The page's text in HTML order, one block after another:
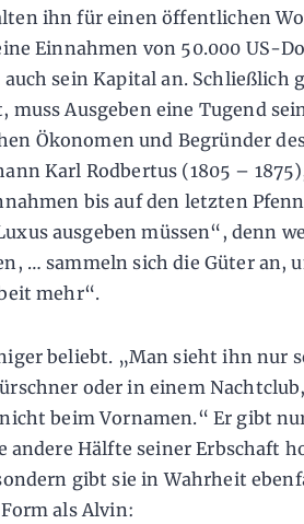
ihn für einen öffentlichen
Einnahmen von 50.000 US-
sein Kapital an. Schließlich
muss Ausgeben eine Tugend
Ökonomen und Begründer
Karl Rodbertus (1805 –
bis auf den letzten
ausgeben müssen“, denn
… sammeln sich die Güter an,
mehr“.
beliebt. „Man sieht ihn nur
oder in einem
beim Vornamen.“ Er gibt
andere Hälfte seiner Erbschaft
gibt sie in Wahrheit
als Alvin: